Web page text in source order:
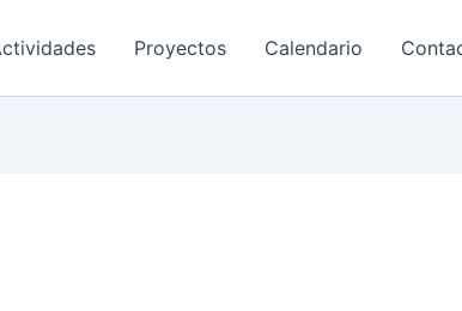
Proyectos Calendario